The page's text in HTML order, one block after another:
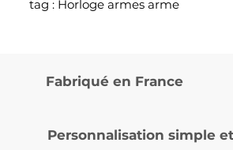
tag : Horloge armes arme
Fabriqué en France
Personnalisation simple